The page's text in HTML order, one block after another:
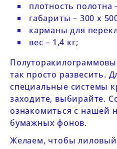
плотность полотна
габариты – 300 х
карманы для
вес – 1,4 кг;
так просто развесить.
специальные системы
заходите, выбирайте.
ознакомиться с нашей
бумажных фонов.
Желаем, чтобы